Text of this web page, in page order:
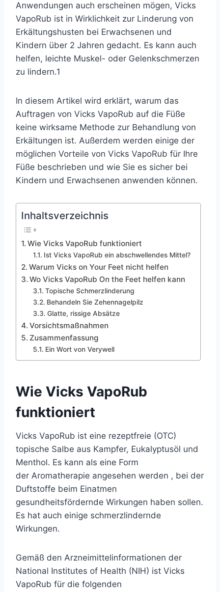
Anwendungen auch erscheinen mögen, Vicks
VapoRub ist in Wirklichkeit zur Linderung von
Erkältungshusten bei Erwachsenen und
Kindern über 2 Jahren gedacht. Es kann auch
helfen, leichte Muskel- oder Gelenkschmerzen
zu lindern.1
In diesem Artikel wird erklärt, warum das
Auftragen von Vicks VapoRub auf die Füße
keine wirksame Methode zur Behandlung von
Erkältungen ist. Außerdem werden einige der
möglichen Vorteile von Vicks VapoRub für Ihre
Füße beschrieben und wie Sie es sicher bei
Kindern und Erwachsenen anwenden können.
Inhaltsverzeichnis
Wie Vicks VapoRub funktioniert
Ist Vicks VapoRub ein abschwellendes Mittel?
Warum Vicks on Your Feet nicht helfen
Wo Vicks VapoRub On the Feet helfen kann
Topische Schmerzlinderung
Behandeln Sie Zehennagelpilz
Glatte, rissige Absätze
Vorsichtsmaßnahmen
Zusammenfassung
Ein Wort von Verywell
Wie Vicks VapoRub
funktioniert
Vicks VapoRub ist eine rezeptfreie (OTC)
topische Salbe aus Kampfer, Eukalyptusöl und
Menthol. Es kann als eine Form
der Aromatherapie angesehen werden , bei der
Duftstoffe beim Einatmen
gesundheitsfördernde Wirkungen haben sollen.
Es hat auch einige schmerzlindernde
Wirkungen.
Gemäß den Arzneimittelinformationen der
National Institutes of Health (NIH) ist Vicks
VapoRub für die folgenden